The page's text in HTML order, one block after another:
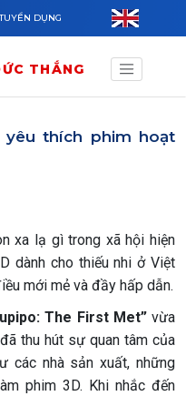
DỤNG
THẮNG
yêu thích phim hoạt
xa lạ gì trong xã hội hiện
dành cho thiếu nhi ở Việt
mới mẻ và đầy hấp dẫn.
The First Met”vừa
thu hút sự quan tâm của
các nhà sản xuất, những
phim 3D. Khi nhắc đến